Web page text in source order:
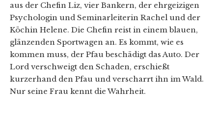
aus der Chefin Liz, vier Bankern, der ehrgeizigen
Psychologin und Seminarleiterin Rachel und der
Köchin Helene. Die Chefin reist in einem blauen,
glänzenden Sportwagen an. Es kommt, wie es
kommen muss, der Pfau beschädigt das Auto. Der
Lord verschweigt den Schaden, erschießt
kurzerhand den Pfau und verscharrt ihn im Wald.
Nur seine Frau kennt die Wahrheit.